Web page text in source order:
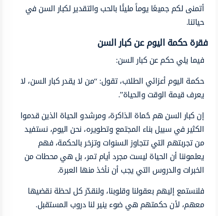
أتمنى لكم جميعًا يوماً مليئًا بالحب والتقدير لكبار السن في
حياتنا.
فقرة حكمة اليوم عن كبار السن
فيما يلي حكم عن كبار السن:
حكمة اليوم أعزائي الطلاب، تقول: “من لا يقدر كبار السن، لا
يعرف قيمة الوقت والحياة”.
إن كبار السن هم حُماة الذاكرة، ومرشدو الحياة الذين قدموا
الكثير في سبيل بناء المجتمع وتطويره، نحن اليوم، نستفيد
من تجربتهم التي تتجاوز السنوات وتزخر بالحكمة، فهم
يعلموننا أن الحياة ليست مجرد أيام تمر، بل هي محطات من
الخبرات والدروس التي يجب أن نأخذ منها العبرة.
فلنستمع إليهم بعقولنا وقلوبنا، ولنقدّر كل لحظة نقضيها
معهم، لأن حكمتهم هي ضوء ينير لنا دروب المستقبل.